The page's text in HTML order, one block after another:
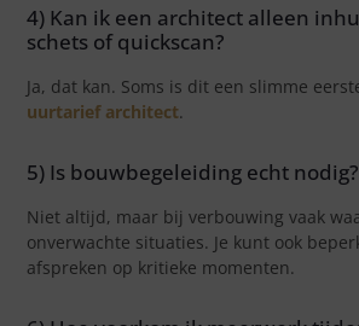
4) Kan ik een architect alleen
schets of quickscan?
Ja, dat kan. Soms is dit een slimme
uurtarief architect.
5) Is bouwbegeleiding echt nodig?
Niet altijd, maar bij verbouwing vaak
onverwachte situaties. Je kunt ook
afspreken op kritieke momenten.